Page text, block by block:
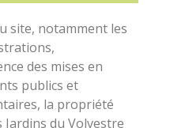
site, notamment les
des mises en
publics et
la propriété
du Volvestre